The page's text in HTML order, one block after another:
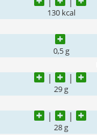
130 kcal
0,5 g
29 g
28 g